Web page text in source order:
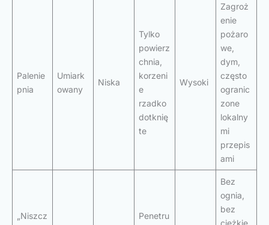
Palenie
pnia
Umiark
owany
Niska
Tylko
powierz
chnia,
korzeni
e
rzadko
dotknię
te
Wysoki
Zagroż
enie
pożaro
we,
dym,
często
ogranic
zone
lokalny
mi
przepis
ami
„Niszcz
Penetru
Bez
ognia,
bez
ciężkie